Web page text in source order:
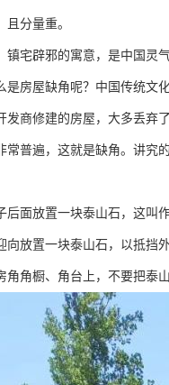
分量重。
宅辟邪的寓意，是中国灵
房屋缺角呢？中国传统文
发商修建的房屋，大多丢
常普遍，这就是缺角。讲究
面放置一块泰山石，这叫
向放置一块泰山石，以抵挡
角橱、角台上，不要把泰山